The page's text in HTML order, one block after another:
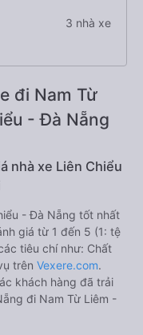
3 nhà xe
đi Nam Từ
- Đà Nẵng
nhà xe Liên Chiểu
- Đà Nẵng tốt nhất
giá từ 1 đến 5 (1: tệ
tiêu chí như: Chất
trên Vexere.com.
khách hàng đã trải
đi Nam Từ Liêm -